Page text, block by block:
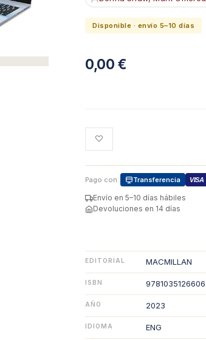
Disponible · envío 5–10 días
0,00 €
Pago con: Transferencia VISA
Envío en 5–10 días hábiles
Devoluciones en 14 días
EDITORIAL MACMILLAN
ISBN 9781035126606
AÑO 2023
IDIOMA ENG